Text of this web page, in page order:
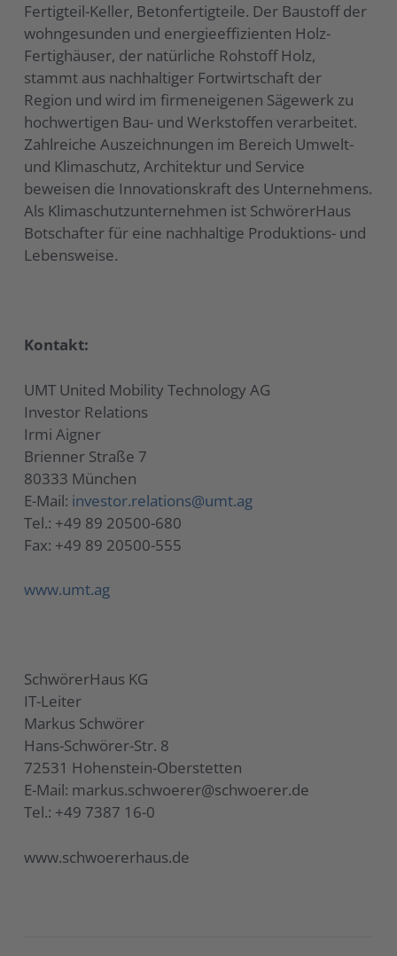
Fertigteil-Keller, Betonfertigteile. Der Baustoff der
wohngesunden und energieeffizienten Holz-
Fertighäuser, der natürliche Rohstoff Holz,
stammt aus nachhaltiger Fortwirtschaft der
Region und wird im firmeneigenen Sägewerk zu
hochwertigen Bau- und Werkstoffen verarbeitet.
Zahlreiche Auszeichnungen im Bereich Umwelt-
und Klimaschutz, Architektur und Service
beweisen die Innovationskraft des Unternehmens.
Als Klimaschutzunternehmen ist SchwörerHaus
Botschafter für eine nachhaltige Produktions- und
Lebensweise.
Kontakt:
UMT United Mobility Technology AG
Investor Relations
Irmi Aigner
Brienner Straße 7
80333 München
E-Mail: investor.relations@umt.ag
Tel.: +49 89 20500-680
Fax: +49 89 20500-555
www.umt.ag
SchwörerHaus KG
IT-Leiter
Markus Schwörer
Hans-Schwörer-Str. 8
72531 Hohenstein-Oberstetten
E-Mail: markus.schwoerer@schwoerer.de
Tel.: +49 7387 16-0
www.schwoererhaus.de